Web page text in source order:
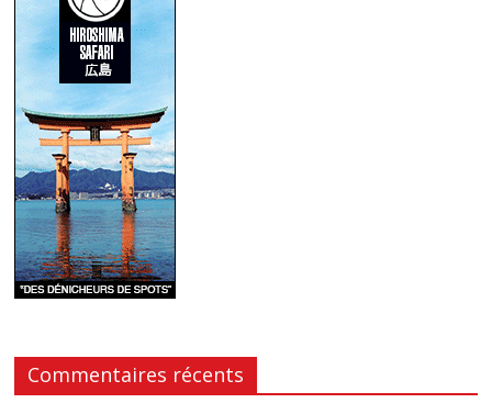
Commentaires récents